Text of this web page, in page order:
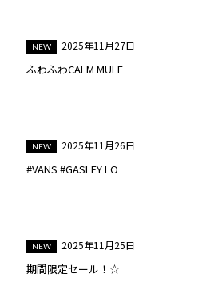
2025年11月27日
ふわふわCALM MULE
2025年11月26日
#VANS #GASLEY LO
2025年11月25日
期間限定セール！☆